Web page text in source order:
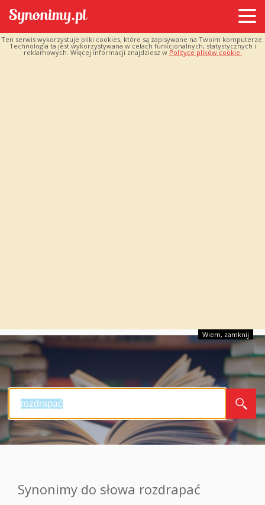
Ten serwis wykorzystuje pliki cookies, które są zapisywane na Twoim komputerze.
Technologia ta jest wykorzystywana w celach funkcjonalnych, statystycznych i
reklamowych. Więcej informacji znajdziesz w Polityce plików cookie.
Wiem, zamknij
Synonimy do słowa rozdrapać